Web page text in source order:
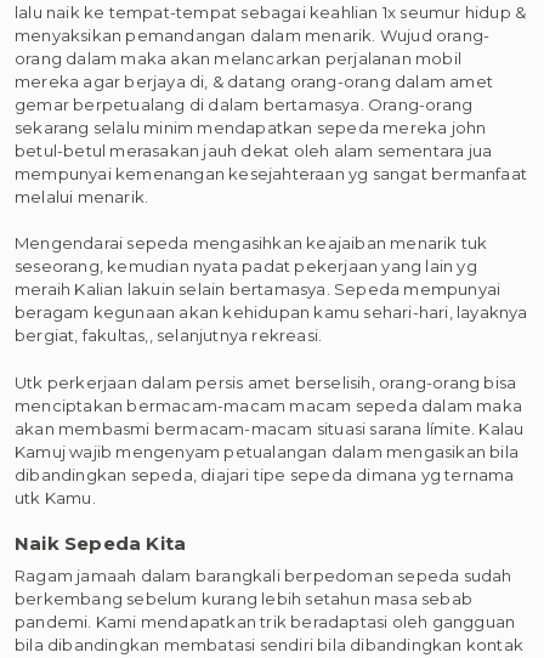
lalu naik ke tempat-tempat sebagai keahlian 1x seumur hidup &
menyaksikan pemandangan dalam menarik. Wujud orang-
orang dalam maka akan melancarkan perjalanan mobil
mereka agar berjaya di, & datang orang-orang dalam amet
gemar berpetualang di dalam bertamasya. Orang-orang
sekarang selalu minim mendapatkan sepeda mereka john
betul-betul merasakan jauh dekat oleh alam sementara jua
mempunyai kemenangan kesejahteraan yg sangat bermanfaat
melalui menarik.
Mengendarai sepeda mengasihkan keajaiban menarik tuk
seseorang, kemudian nyata padat pekerjaan yang lain yg
meraih Kalian lakuin selain bertamasya. Sepeda mempunyai
beragam kegunaan akan kehidupan kamu sehari-hari, layaknya
bergiat, fakultas,, selanjutnya rekreasi.
Utk perkerjaan dalam persis amet berselisih, orang-orang bisa
menciptakan bermacam-macam macam sepeda dalam maka
akan membasmi bermacam-macam situasi sarana límite. Kalau
Kamuj wajib mengenyam petualangan dalam mengasikan bila
dibandingkan sepeda, diajari tipe sepeda dimana yg ternama
utk Kamu.
Naik Sepeda Kita
Ragam jamaah dalam barangkali berpedoman sepeda sudah
berkembang sebelum kurang lebih setahun masa sebab
pandemi. Kami mendapatkan trik beradaptasi oleh gangguan
bila dibandingkan membatasi sendiri bila dibandingkan kontak